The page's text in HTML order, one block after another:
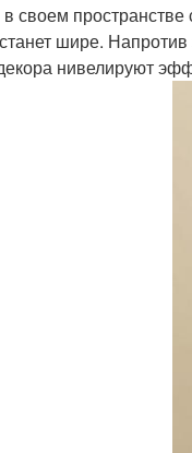
своем
шире.
нивелируют